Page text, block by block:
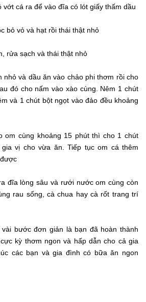
vớt cá ra để vào đĩa có lót giấy thấm dầu
bỏ vỏ và hạt rồi thái thật nhỏ
rửa sạch và thái thật nhỏ
nhỏ và dầu ăn vào chảo phi thơm rồi cho
đó cho nấm vào xào cùng. Nêm 1 chút
và 1 chút bột ngọt vào đảo đều khoảng
om cùng khoảng 15 phút thì cho 1 chút
vị cho vừa ăn. Tiếp tục om cá thêm
đĩa lòng sâu và rưới nước om cùng còn
rau sống, cà chua hay cà rốt trang trí
bước đơn giản là bạn đã hoàn thành
kỳ thơm ngon và hấp dẫn cho cả gia
các bạn và gia đình có bữa ăn ngon